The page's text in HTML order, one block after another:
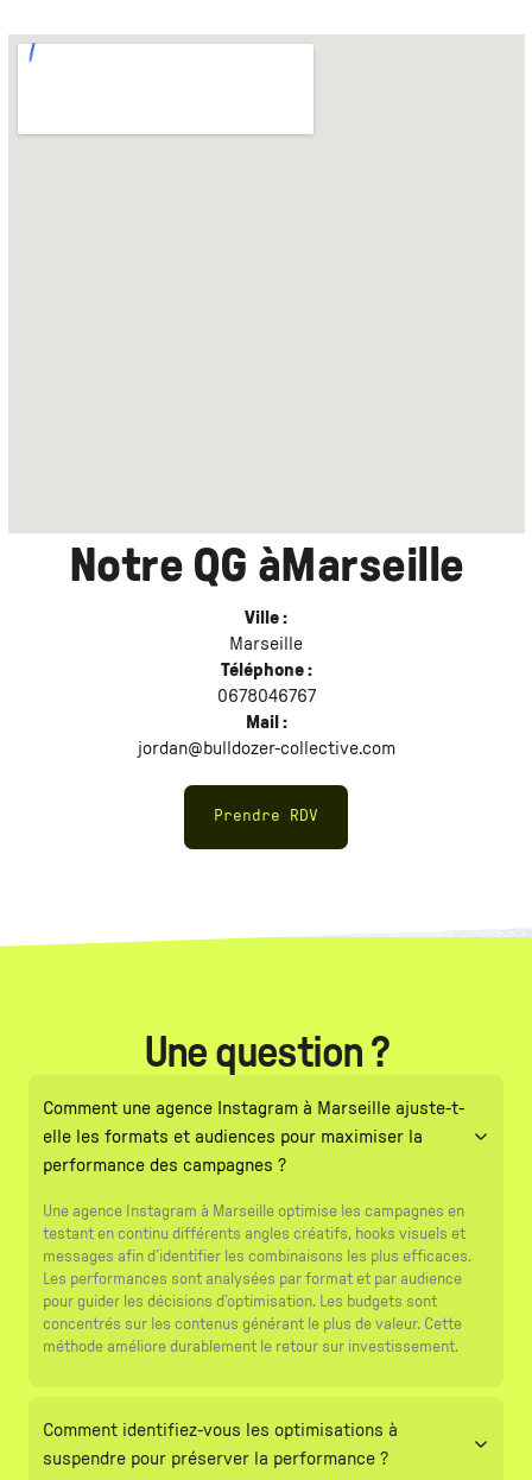
Notre QG à Marseille
Ville :
Marseille
Téléphone :
0678046767
Mail :
jordan@bulldozer-collective.com
Prendre RDV
Une question ?
Comment une agence Instagram à Marseille ajuste-t-
elle les formats et audiences pour maximiser la
performance des campagnes ?
Une agence Instagram à Marseille optimise les campagnes en
testant en continu différents angles créatifs, hooks visuels et
messages afin d’identifier les combinaisons les plus efficaces.
Les performances sont analysées par format et par audience
pour guider les décisions d’optimisation. Les budgets sont
concentrés sur les contenus générant le plus de valeur. Cette
méthode améliore durablement le retour sur investissement.
Comment identifiez-vous les optimisations à
suspendre pour préserver la performance ?